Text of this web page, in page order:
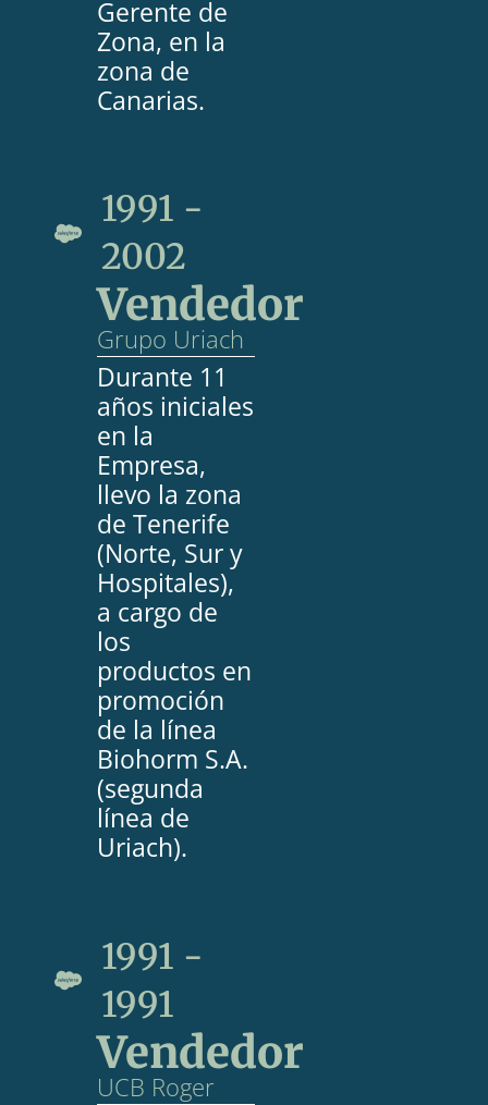
Gerente de
Zona, en la
zona de
Canarias.
1991 -
2002
Vendedor
Grupo Uriach
Durante 11
años iniciales
en la
Empresa,
llevo la zona
de Tenerife
(Norte, Sur y
Hospitales),
a cargo de
los
productos en
promoción
de la línea
Biohorm S.A.
(segunda
línea de
Uriach).
1991 -
1991
Vendedor
UCB Roger